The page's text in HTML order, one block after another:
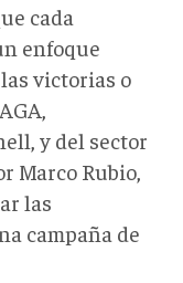
cada
enfoque
victorias o
y del sector
Marco Rubio,
las
campaña de